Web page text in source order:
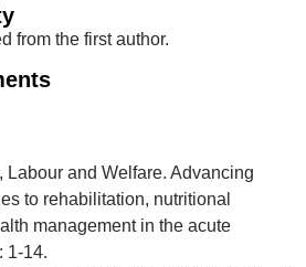
from the first author.
Labour and Welfare. Advancing
to rehabilitation, nutritional
management in the acute
1-14.